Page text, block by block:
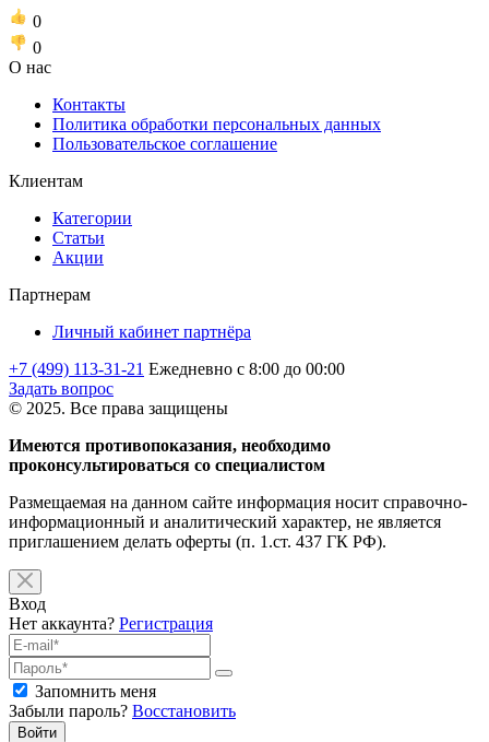
0
0
О нас
Контакты
Политика обработки персональных данных
Пользовательское соглашение
Клиентам
Категории
Статьи
Акции
Партнерам
Личный кабинет партнёра
+7 (499) 113-31-21 Ежедневно с 8:00 до 00:00
Задать вопрос
© 2025. Все права защищены
Имеются противопоказания, необходимо
проконсультироваться со специалистом
Размещаемая на данном сайте информация носит справочно-
информационный и аналитический характер, не является
приглашением делать оферты (п. 1.ст. 437 ГК РФ).
Вход
Нет аккаунта? Регистрация
Запомнить меня
Забыли пароль? Восстановить
Войти